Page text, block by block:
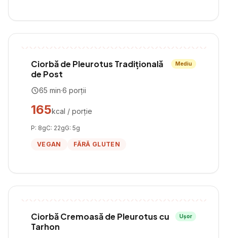
Ciorbă de Pleurotus Tradițională
de Post
Mediu
65 min·6 porții
165kcal / porție
P: 8gC: 22gG: 5g
VEGAN FĂRĂ GLUTEN
Ciorbă Cremoasă de Pleurotus cu
Tarhon
Ușor